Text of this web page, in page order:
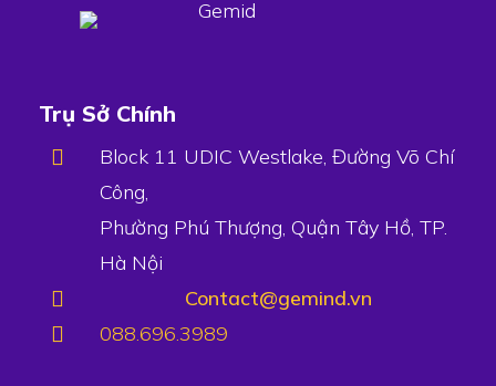
Trụ Sở Chính
Block 11 UDIC Westlake, Đường Võ Chí
Công,
Phường Phú Thượng, Quận Tây Hồ, TP.
Hà Nội
Contact@gemind.vn
088.696.3989